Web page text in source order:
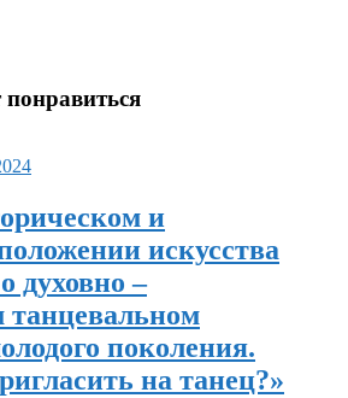
и
искусства
духовно –
танцевальном
поколения.
на танец?»